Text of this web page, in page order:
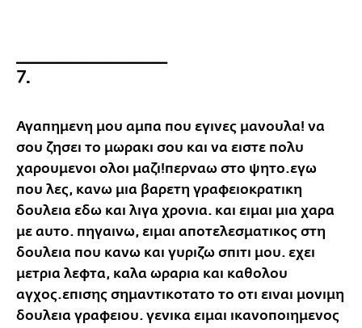
7.
Αγαπημενη μου αμπα που εγινες μανουλα! να
σου ζησει το μωρακι σου και να ειστε πολυ
χαρουμενοι ολοι μαζι!περναω στο ψητο.εγω
που λες, κανω μια βαρετη γραφειοκρατικη
δουλεια εδω και λιγα χρονια. και ειμαι μια χαρα
με αυτο. πηγαινω, ειμαι αποτελεσματικος στη
δουλεια που κανω και γυριζω σπιτι μου. εχει
μετρια λεφτα, καλα ωραρια και καθολου
αγχος.επισης σημαντικοτατο το οτι ειναι μονιμη
δουλεια γραφειου. γενικα ειμαι ικανοποιημενος